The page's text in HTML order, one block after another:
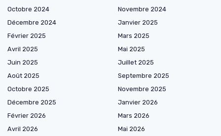
Octobre 2024
Novembre 2024
Décembre 2024
Janvier 2025
Février 2025
Mars 2025
Avril 2025
Mai 2025
Juin 2025
Juillet 2025
Août 2025
Septembre 2025
Octobre 2025
Novembre 2025
Décembre 2025
Janvier 2026
Février 2026
Mars 2026
Avril 2026
Mai 2026